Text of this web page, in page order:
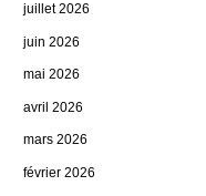
juillet 2026
juin 2026
mai 2026
avril 2026
mars 2026
février 2026